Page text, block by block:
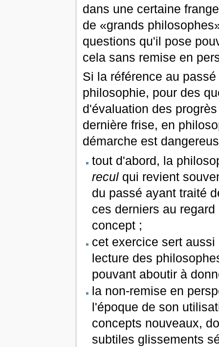
dans une certaine
de «grands
questions qu'il pose
cela sans remise en
Si la référence au
philosophie, pour des
d'évaluation des
dernière frise, en
démarche est
tout d'abord, la
reculqui revient
du passé ayant traité
ces derniers au
concept ;
cet exercice sert
lecture des
pouvant aboutir à
la non-remise en
l'époque de son
concepts nouveaux,
subtiles glissements